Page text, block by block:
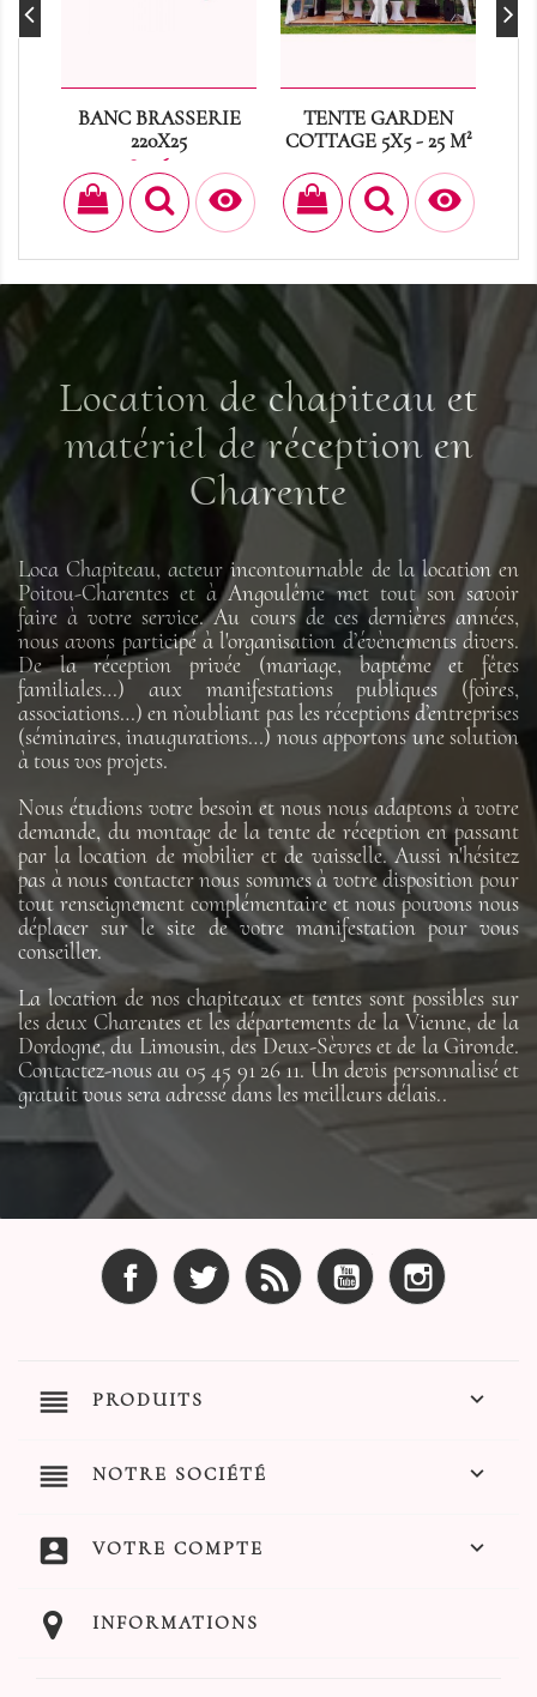
BANC BRASSERIE
220X25
Prix
8,16 €

TENTE GARDEN
COTTAGE 5X5 - 25 M²
Prix
0,00 €

Location de chapiteau et
matériel de réception en
Charente
Loca Chapiteau, acteur incontournable de la location en
Poitou-Charentes et à Angoulême met tout son savoir
faire à votre service. Au cours de ces dernières années,
nous avons participé à l'organisation d’évènements divers.
De la réception privée (mariage, baptême et fêtes
familiales…) aux manifestations publiques (foires,
associations…) en n’oubliant pas les réceptions d’entreprises
(séminaires, inaugurations…) nous apportons une solution
à tous vos projets.
Nous étudions votre besoin et nous nous adaptons à votre
demande, du montage de la tente de réception en passant
par la location de mobilier et de vaisselle. Aussi n'hésitez
pas à nous contacter nous sommes à votre disposition pour
tout renseignement complémentaire et nous pouvons nous
déplacer sur le site de votre manifestation pour vous
conseiller.
La location de nos chapiteaux et tentes sont possibles sur
les deux Charentes et les départements de la Vienne, de la
Dordogne, du Limousin, des Deux-Sèvres et de la Gironde.
Contactez-nous au 05 45 91 26 11. Un devis personnalisé et
gratuit vous sera adressé dans les meilleurs délais..
Facebook Twitter Rss YouTube
reorder PRODUITS 
reorder NOTRE SOCIÉTÉ 
account_box VOTRE COMPTE 
INFORMATIONS